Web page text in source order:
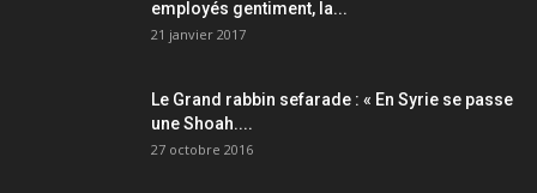
employés gentiment, la...
21 janvier 2017
Le Grand rabbin sefarade : « En Syrie se passe
une Shoah....
27 octobre 2016